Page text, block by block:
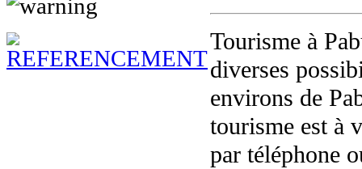
Tourisme à
diverses
environs de
tourisme est à
par téléphone